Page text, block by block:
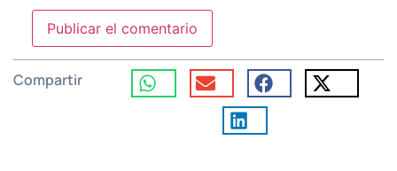
Compartir